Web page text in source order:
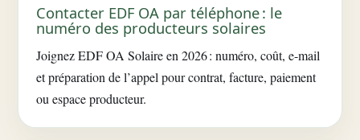
Contacter EDF OA par téléphone : le
numéro des producteurs solaires
Joignez EDF OA Solaire en 2026 : numéro, coût, e-mail
et préparation de l’appel pour contrat, facture, paiement
ou espace producteur.